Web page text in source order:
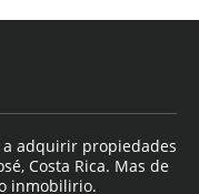
adquirir propiedades
Costa Rica. Mas de
inmobilirio.